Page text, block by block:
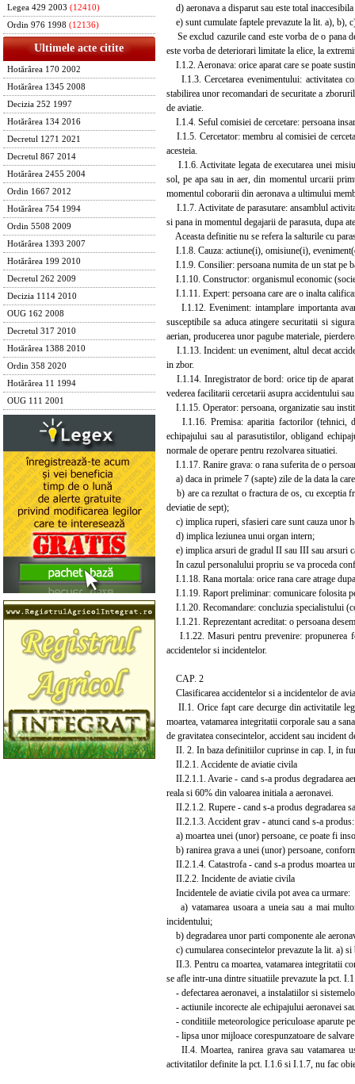
Legea 429 2003 (12410)
Ordin 976 1998 (12136)
Ultimele acte citite
Hotărârea 170 2002
Hotărârea 1345 2008
Decizia 252 1997
Hotărârea 134 2016
Decretul 1271 2021
Decretul 867 2014
Hotărârea 2455 2004
Ordin 1667 2012
Hotărârea 754 1994
Ordin 5508 2009
Hotărârea 1393 2007
Hotărârea 199 2010
Decretul 262 2009
Decizia 1114 2010
OUG 162 2008
Decretul 317 2010
Hotărârea 1388 2010
Ordin 358 2020
Hotărârea 11 1994
OUG 111 2001
d) aeronava a disparut sau este total
e) sunt cumulate faptele prevazute la lit. a), b),
Se exclud cazurile cand este vorba de o pana
este vorba de deteriorari limitate la elice, la
I.1.2. Aeronava: orice aparat care se poate
I.1.3. Cercetarea evenimentului: activitatea
stabilirea unor recomandari de securitate a
de aviatie.
I.1.4. Seful comisiei de cercetare: persoana
I.1.5. Cercetator: membru al comisiei de
acesteia.
I.1.6. Activitate legata de executarea unei
sol, pe apa sau in aer, din momentul urcarii
momentul coborarii din aeronava a ultimului
I.1.7. Activitate de parasutare: ansamblul
si pana in momentul degajarii de parasuta, dupa
Aceasta definitie nu se refera la salturile cu
I.1.8. Cauza: actiune(i), omisiune(i),
I.1.9. Consilier: persoana numita de un stat pe
I.1.10. Constructor: organismul economic
I.1.11. Expert: persoana care are o inalta
I.1.12. Eveniment: intamplare importanta
susceptibile sa aduca atingere securitatii si
aerian, producerea unor pagube materiale,
I.1.13. Incident: un eveniment, altul decat
in zbor.
I.1.14. Inregistrator de bord: orice tip de aparat
vederea facilitarii cercetarii asupra accidentului
I.1.15. Operator: persoana, organizatie sau
I.1.16. Premisa: aparitia factorilor (tehnici,
echipajului sau al parasutistilor, obligand
normale de operare pentru rezolvarea situatiei.
I.1.17. Ranire grava: o rana suferita de o
a) daca in primele 7 (sapte) zile de la data la
b) are ca rezultat o fractura de os, cu exceptia
deviatie de sept);
c) implica ruperi, sfasieri care sunt cauza unor
d) implica leziunea unui organ intern;
e) implica arsuri de gradul II sau III sau arsuri
In cazul personalului propriu se va proceda
I.1.18. Rana mortala: orice rana care atrage
I.1.19. Raport preliminar: comunicare folosita
I.1.20. Recomandare: concluzia specialistului
I.1.21. Reprezentant acreditat: o persoana
I.1.22. Masuri pentru prevenire: propunerea
accidentelor si incidentelor.
CAP. 2
Clasificarea accidentelor si a incidentelor de
II.1. Orice fapt care decurge din activitatile
moartea, vatamarea integritatii corporale sau a
de gravitatea consecintelor, accident sau incident
II. 2. In baza definitiilor cuprinse in cap. I, in
II.2.1. Accidente de aviatie civila
II.2.1.1. Avarie - cand s-a produs degradarea
reala si 60% din valoarea initiala a aeronavei.
II.2.1.2. Rupere - cand s-a produs degradarea
II.2.1.3. Accident grav - atunci cand s-a produs:
a) moartea unei (unor) persoane, ce poate fi
b) ranirea grava a unei (unor) persoane,
II.2.1.4. Catastrofa - cand s-a produs moartea
II.2.2. Incidente de aviatie civila
Incidentele de aviatie civila pot avea ca urmare:
a) vatamarea usoara a uneia sau a mai
incidentului;
b) degradarea unor parti componente ale
c) cumularea consecintelor prevazute la lit. a) si
II.3. Pentru ca moartea, vatamarea integritatii
se afle intr-una dintre situatiile prevazute la pct.
- defectarea aeronavei, a instalatiilor si
- actiunile incorecte ale echipajului aeronavei
- conditiile meteorologice periculoase aparute
- lipsa unor mijloace corespunzatoare de
II.4. Moartea, ranirea grava sau vatamarea
activitatilor definite la pct. I.1.6 si I.1.7, nu fac